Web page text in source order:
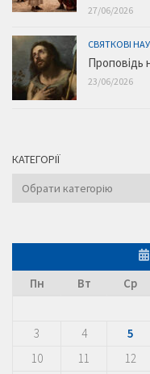
27/06/2026
СВЯТКОВІ
Проповідь
23/06/2026
КАТЕГОРІЇ
Категорії
Пн
Вт Ср
3
4 5
10
11 12